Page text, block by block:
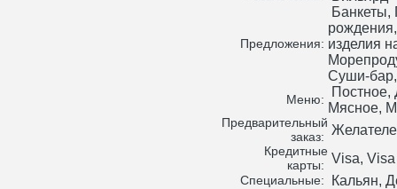
Предложения:
Банкеты,
изделия
Суши-бар,
Меню:
Постное,
Мясное,
Предварительный
заказ:
Кредитные
карты: Visa,
Специальные:
Кальян,